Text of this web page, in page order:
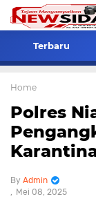
Terbaru
Home
Polres
Admin
Mei 08, 2025